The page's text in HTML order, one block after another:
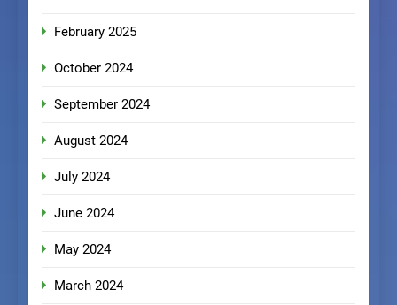
February 2025
October 2024
September 2024
August 2024
July 2024
June 2024
May 2024
March 2024